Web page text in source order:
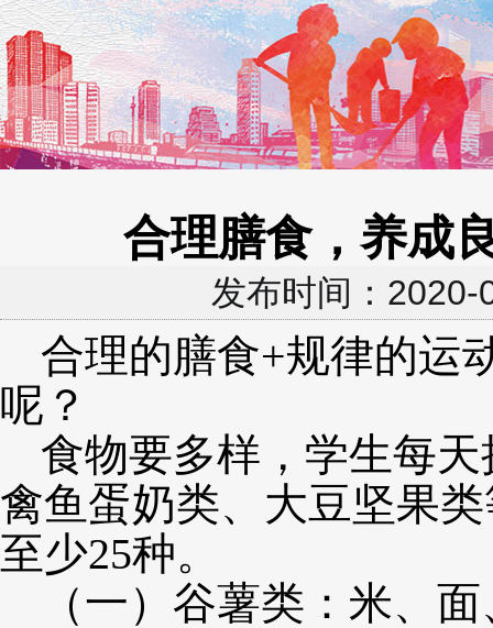
合理膳食，养成
发布时间：
合理的膳食+规律的运
呢？
食物要多样，学生每
禽鱼蛋奶类、大豆坚果
至少25种。
（一）谷薯类：米、